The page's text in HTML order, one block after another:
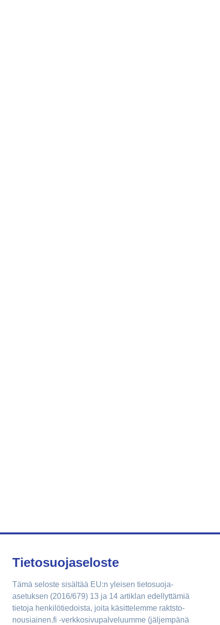
Tietosuojaseloste
Tämä seloste sisältää EU:n yleisen tietosuoja-
asetuksen (2016/679) 13 ja 14 artiklan edellyttämiä
tietoja henkilötiedoista, joita käsittelemme raktsto-
nousiainen.fi -verkkosivupalveluumme (jäljempänä